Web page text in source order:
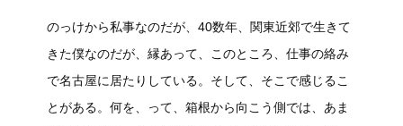
のっけから私事なのだが、40数年、関東近郊で生きて
きた僕なのだが、縁あって、このところ、仕事の絡み
で名古屋に居たりしている。そして、そこで感じるこ
とがある。何を、って、箱根から向こう側では、あま